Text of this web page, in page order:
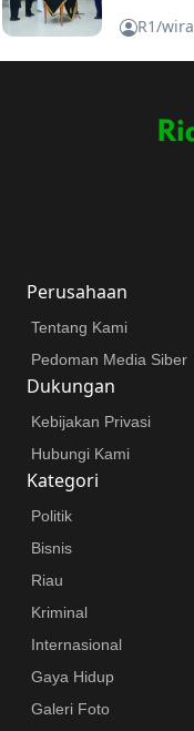
R1/wira
Perusahaan
Tentang Kami
Pedoman Media Siber
Dukungan
Kebijakan Privasi
Hubungi Kami
Kategori
Politik
Bisnis
Riau
Kriminal
Internasional
Gaya Hidup
Galeri Foto